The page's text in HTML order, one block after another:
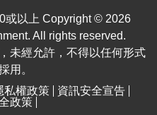
或以上 Copyright © 2026
All rights reserved.
未經允許，不得以任何形式
用。
私權政策
資訊安全宣告
政策